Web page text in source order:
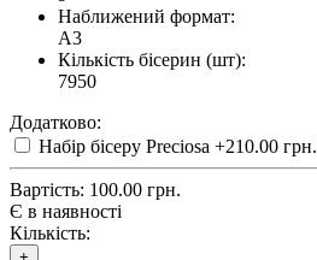
Наближений формат:
A3
Кількість бісерин (шт):
7950
Додатково:
Набір бісеру Preciosa +210.00 грн.
Вартість: 100.00 грн.
Є в наявності
Кількість: